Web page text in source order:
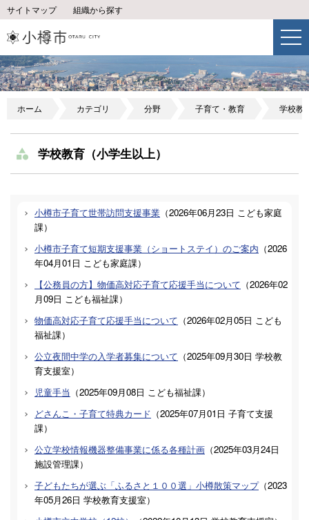
サイトマップ 組織から探す
ホーム カテゴリ 分野 子育て・教育 学校教
学校教育（小学生以上）
小樽市子育て世帯訪問支援事業 （2026年06月23日 こども家庭
課）
小樽市子育て短期支援事業（ショートステイ）のご案内 （2026
年04月01日 こども家庭課）
【公務員の方】物価高対応子育て応援手当について （2026年02
月09日 こども福祉課）
物価高対応子育て応援手当について （2026年02月05日 こども
福祉課）
公立夜間中学の入学者募集について （2025年09月30日 学校教
育支援室）
児童手当 （2025年09月08日 こども福祉課）
どさんこ・子育て特典カード （2025年07月01日 子育て支援
課）
公立学校情報機器整備事業に係る各種計画 （2025年03月24日
施設管理課）
子どもたちが選ぶ「ふるさと１００選」小樽散策マップ（2023
年05月26日 学校教育支援室）